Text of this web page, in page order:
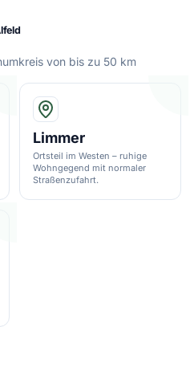
von bis zu 50 km
Limmer
Ortsteil im Westen – ruhige
Wohngegend mit normaler
Straßenzufahrt.